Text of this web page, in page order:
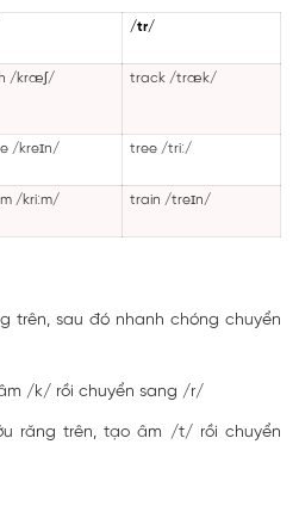
/tr/
/kræʃ/ track /træk/
/kreɪn/ tree /triː/
/kriːm/ train /treɪn/
trên, sau đó nhanh chóng chuyển
/k/ rồi chuyển sang /r/
răng trên, tạo âm /t/ rồi chuyển